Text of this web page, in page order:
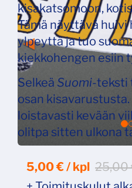
kisakatsomoon,
Tämä näyttävä
ylpeyttä ja tuo
kiekkohengen esiin
Selkeä Suomi-teksti
osan
loistavasti kevään
olitpa sitten ulkona
5,00 € / kpl 25,00